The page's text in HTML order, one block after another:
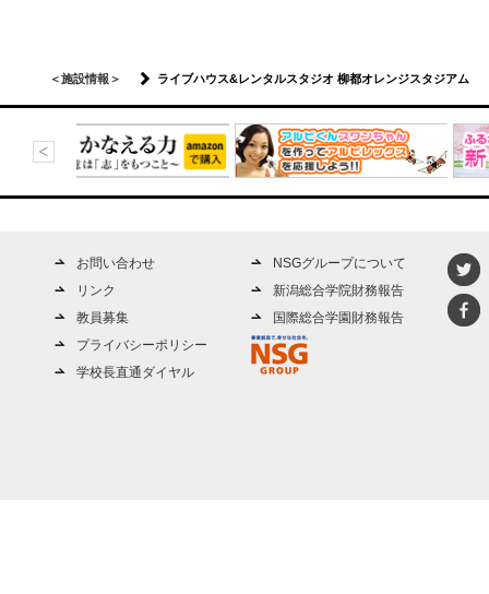
＜施設情報＞ ライブハウス&レンタルスタジオ 柳都オレンジスタジアム
お問い合わせ
リンク
教員募集
プライバシーポリシー
学校長直通ダイヤル
NSGグループについて
新潟総合学院財務報告
国際総合学園財務報告